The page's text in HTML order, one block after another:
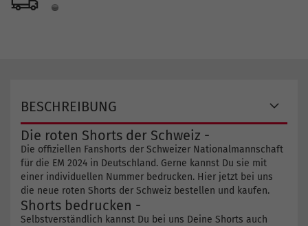
BESCHREIBUNG
Die roten Shorts der Schweiz -
Die offiziellen Fanshorts der Schweizer Nationalmannschaft
für die EM 2024 in Deutschland. Gerne kannst Du sie mit
einer individuellen Nummer bedrucken. Hier jetzt bei uns
die neue roten Shorts der Schweiz bestellen und kaufen.
Shorts bedrucken -
Selbstverständlich kannst Du bei uns Deine Shorts auch